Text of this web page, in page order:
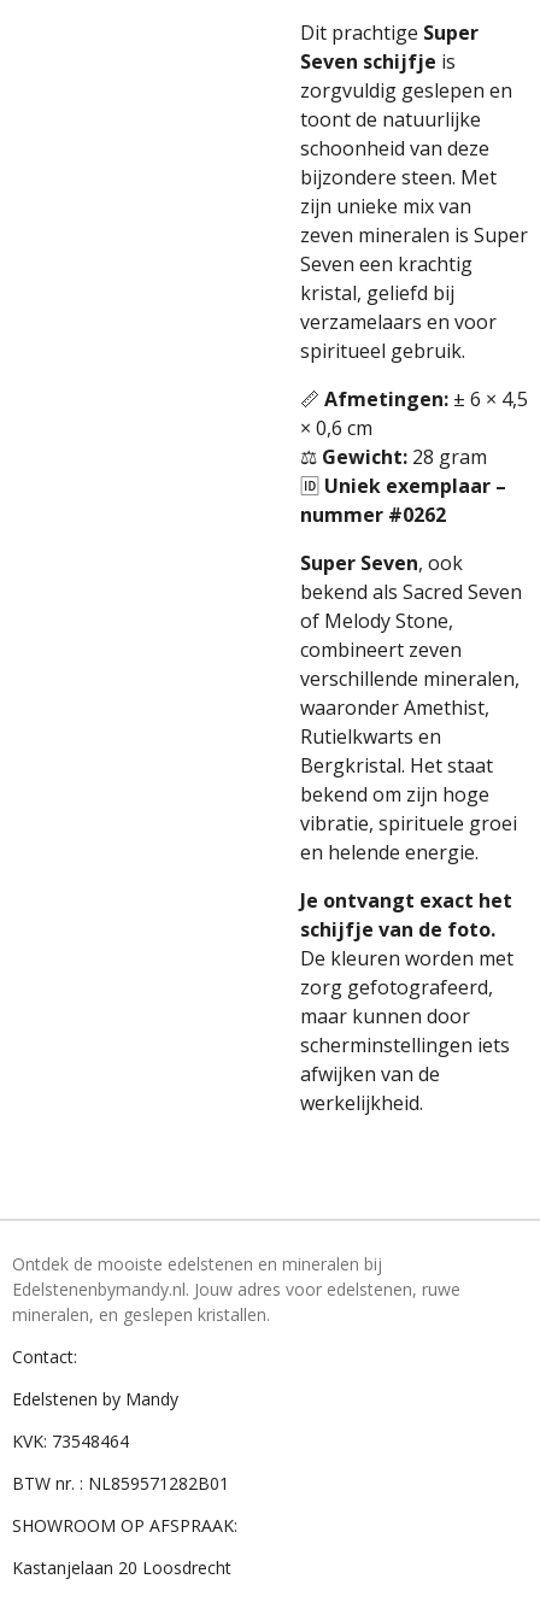
Dit prachtige Super
Seven schijfje is
zorgvuldig geslepen en
toont de natuurlijke
schoonheid van deze
bijzondere steen. Met
zijn unieke mix van
zeven mineralen is Super
Seven een krachtig
kristal, geliefd bij
verzamelaars en voor
spiritueel gebruik.
📏 Afmetingen: ± 6 × 4,5
× 0,6 cm
⚖️ Gewicht: 28 gram
🆔 Uniek exemplaar –
nummer #0262
Super Seven, ook
bekend als Sacred Seven
of Melody Stone,
combineert zeven
verschillende mineralen,
waaronder Amethist,
Rutielkwarts en
Bergkristal. Het staat
bekend om zijn hoge
vibratie, spirituele groei
en helende energie.
Je ontvangt exact het
schijfje van de foto.
De kleuren worden met
zorg gefotografeerd,
maar kunnen door
scherminstellingen iets
afwijken van de
werkelijkheid.
Ontdek de mooiste edelstenen en mineralen bij
Edelstenenbymandy.nl. Jouw adres voor edelstenen, ruwe
mineralen, en geslepen kristallen.
Contact:
Edelstenen by Mandy
KVK: 73548464
BTW nr. : NL859571282B01
SHOWROOM OP AFSPRAAK:
Kastanjelaan 20 Loosdrecht